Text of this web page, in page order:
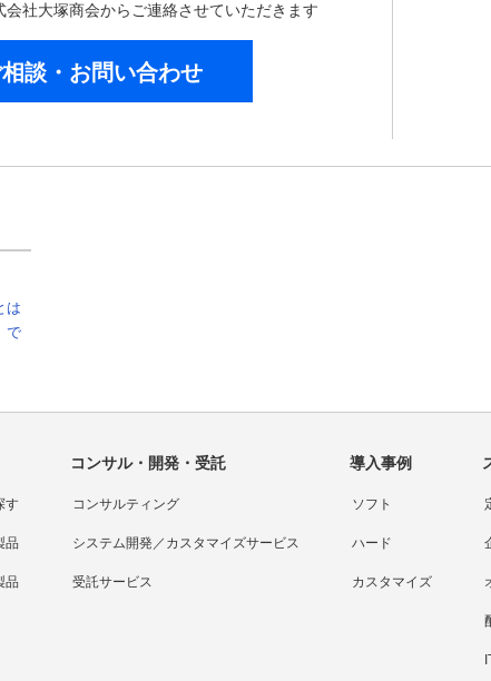
社大塚商会からご連絡させていただきます
談・お問い合わせ
は
で
す
品
品
コンサル・開発・受託
コンサルティング
システム開発／カスタマイズサービス
受託サービス
導入事例
ソフト
ハード
カスタマイズ